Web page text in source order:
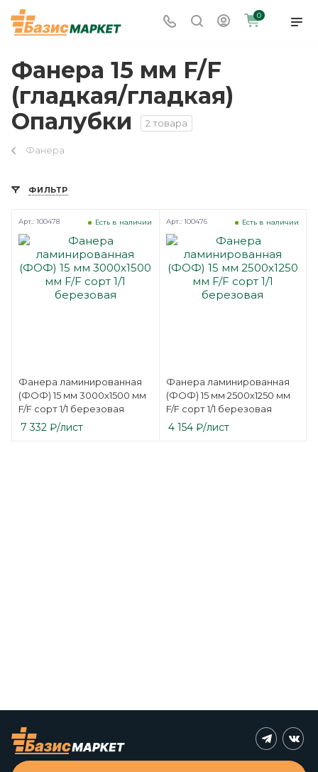
0
Фанера 15 мм F/F
(гладкая/гладкая)
Опалубки
2 товара
Фанера
ФИЛЬТР
Фанера ламинированная
(ФОФ) 15 мм 3000х1500 мм
F/F сорт 1/1 березовая
Есть в наличии
Арт.: 100478
7 332 ₽/лист
Фанера ламинированная
(ФОФ) 15 мм 2500х1250 мм
F/F сорт 1/1 березовая
Есть в наличии
Арт.: 100476
4 154₽/лист